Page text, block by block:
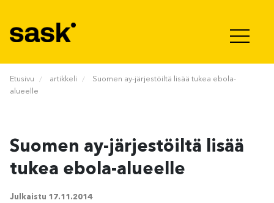
Etusivu artikkeli
Suomen ay-järjestöiltä lisää tukea ebola-
alueelle
Suomen ay-järjestöiltä lisää
tukea ebola-alueelle
Julkaistu 17.11.2014